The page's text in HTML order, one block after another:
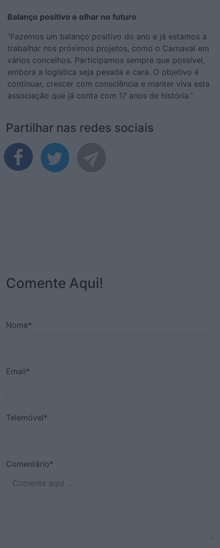
Balanço positivo e olhar no futuro
“Fazemos um balanço positivo do ano e já estamos a
trabalhar nos próximos projetos, como o Carnaval em
vários concelhos. Participamos sempre que possível,
embora a logística seja pesada e cara. O objetivo é
continuar, crescer com consciência e manter viva esta
associação que já conta com 17 anos de história.”
Partilhar nas redes sociais
Comente Aqui!
Nome*
Email*
Telemóvel*
Comentário*